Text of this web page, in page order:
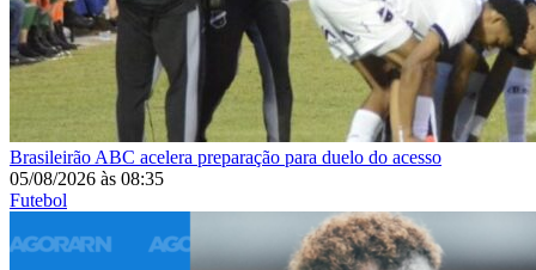
Brasileirão ABC acelera preparação para duelo do acesso
05/08/2026 às 08:35
Futebol